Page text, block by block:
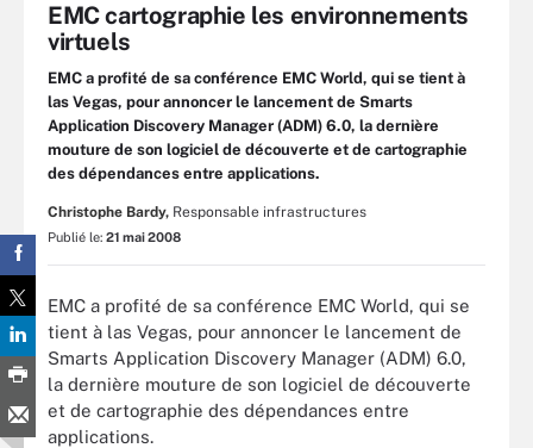
EMC cartographie les environnements
virtuels
EMC a profité de sa conférence EMC World, qui se tient à
las Vegas, pour annoncer le lancement de Smarts
Application Discovery Manager (ADM) 6.0, la dernière
mouture de son logiciel de découverte et de cartographie
des dépendances entre applications.
Christophe Bardy, Responsable infrastructures
Publié le: 21 mai 2008
EMC a profité de sa conférence EMC World, qui se
tient à las Vegas, pour annoncer le lancement de
Smarts Application Discovery Manager (ADM) 6.0,
la dernière mouture de son logiciel de découverte
et de cartographie des dépendances entre
applications.